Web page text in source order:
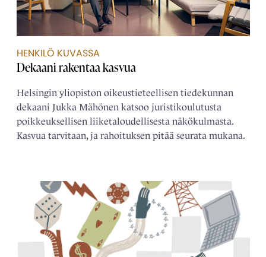
HENKILÖ KUVASSA
Dekaani rakentaa kasvua
Helsingin yliopiston oikeustieteellisen tiedekunnan
dekaani Jukka Mähönen katsoo juristikoulutusta
poikkeuksellisen liiketaloudellisesta näkökulmasta.
Kasvua tarvitaan, ja rahoituksen pitää seurata mukana.